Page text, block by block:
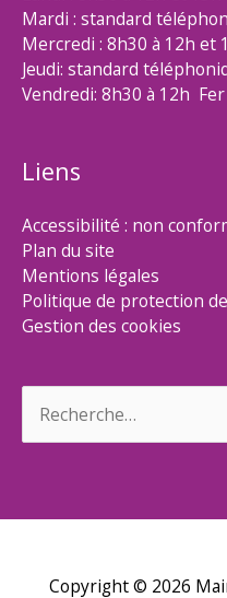
Mardi : standard
Mercredi : 8h30 à 12h et
Jeudi: standard
Vendredi: 8h30 à 12h Fer
Liens
Accessibilité : non
Plan du site
Mentions légales
Politique de protection
Gestion des cookies
Copyright © 2026